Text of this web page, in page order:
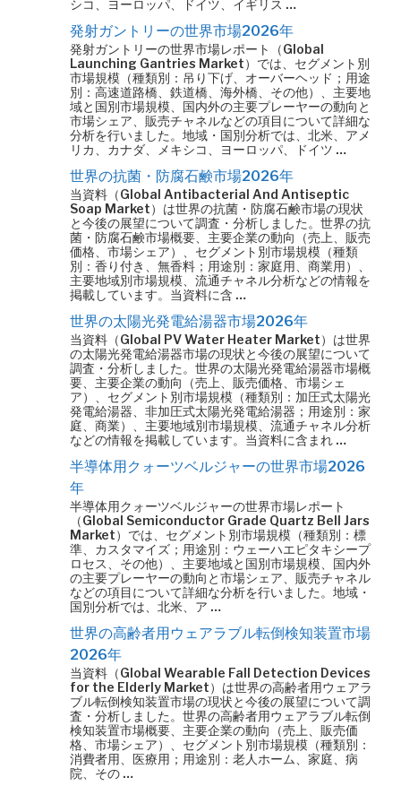
シコ、ヨーロッパ、ドイツ、イギリス …
発射ガントリーの世界市場2026年
発射ガントリーの世界市場レポート（Global
Launching Gantries Market）では、セグメント別
市場規模（種類別：吊り下げ、オーバーヘッド；用途
別：高速道路橋、鉄道橋、海外橋、その他）、主要地
域と国別市場規模、国内外の主要プレーヤーの動向と
市場シェア、販売チャネルなどの項目について詳細な
分析を行いました。地域・国別分析では、北米、アメ
リカ、カナダ、メキシコ、ヨーロッパ、ドイツ …
世界の抗菌・防腐石鹸市場2026年
当資料（Global Antibacterial And Antiseptic
Soap Market）は世界の抗菌・防腐石鹸市場の現状
と今後の展望について調査・分析しました。世界の抗
菌・防腐石鹸市場概要、主要企業の動向（売上、販売
価格、市場シェア）、セグメント別市場規模（種類
別：香り付き、無香料；用途別：家庭用、商業用）、
主要地域別市場規模、流通チャネル分析などの情報を
掲載しています。当資料に含 …
世界の太陽光発電給湯器市場2026年
当資料（Global PV Water Heater Market）は世界
の太陽光発電給湯器市場の現状と今後の展望について
調査・分析しました。世界の太陽光発電給湯器市場概
要、主要企業の動向（売上、販売価格、市場シェ
ア）、セグメント別市場規模（種類別：加圧式太陽光
発電給湯器、非加圧式太陽光発電給湯器；用途別：家
庭、商業）、主要地域別市場規模、流通チャネル分析
などの情報を掲載しています。当資料に含まれ …
半導体用クォーツベルジャーの世界市場2026
年
半導体用クォーツベルジャーの世界市場レポート
（Global Semiconductor Grade Quartz Bell Jars
Market）では、セグメント別市場規模（種類別：標
準、カスタマイズ；用途別：ウェーハエピタキシープ
ロセス、その他）、主要地域と国別市場規模、国内外
の主要プレーヤーの動向と市場シェア、販売チャネル
などの項目について詳細な分析を行いました。地域・
国別分析では、北米、ア …
世界の高齢者用ウェアラブル転倒検知装置市場
2026年
当資料（Global Wearable Fall Detection Devices
for the Elderly Market）は世界の高齢者用ウェアラ
ブル転倒検知装置市場の現状と今後の展望について調
査・分析しました。世界の高齢者用ウェアラブル転倒
検知装置市場概要、主要企業の動向（売上、販売価
格、市場シェア）、セグメント別市場規模（種類別：
消費者用、医療用；用途別：老人ホーム、家庭、病
院、その …